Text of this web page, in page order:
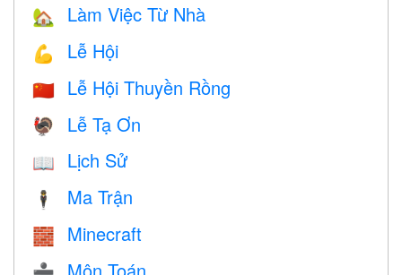
🏡 Làm Việc Từ Nhà
💪 Lễ Hội
🇨🇳 Lễ Hội Thuyền Rồng
🦃 Lễ Tạ Ơn
📖 Lịch Sử
🕴️ Ma Trận
🧱 Minecraft
Môn Toán